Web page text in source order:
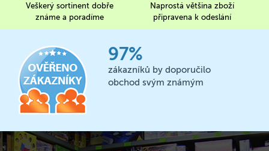
Veškerý sortinent dobře
známe a poradíme
Naprostá většina zboží
připravena k odeslání
97%
zákazníků by doporučilo
obchod svým známým